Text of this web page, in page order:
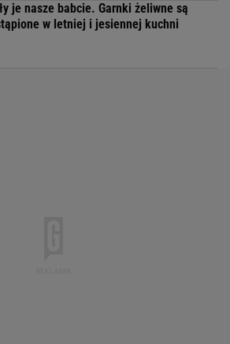
je nasze babcie. Garnki żeliwne są
w letniej i jesiennej kuchni